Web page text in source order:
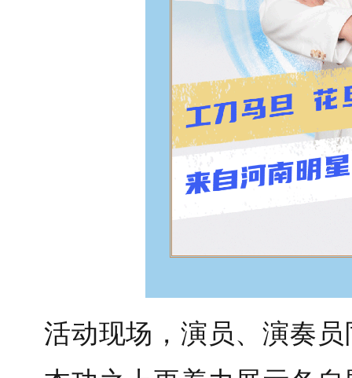
活动现场，演员、演奏